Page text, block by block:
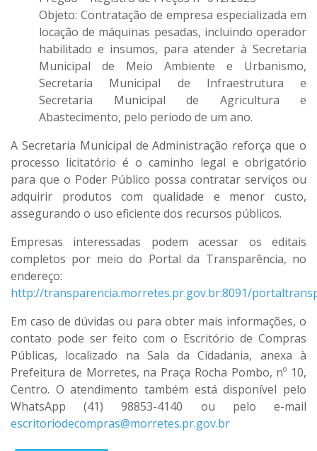
Objeto: Contratação de empresa especializada em
locação de máquinas pesadas, incluindo operador
habilitado e insumos, para atender à Secretaria
Municipal de Meio Ambiente e Urbanismo,
Secretaria Municipal de Infraestrutura e
Secretaria Municipal de Agricultura e
Abastecimento, pelo período de um ano.
A Secretaria Municipal de Administração reforça que o
processo licitatório é o caminho legal e obrigatório
para que o Poder Público possa contratar serviços ou
adquirir produtos com qualidade e menor custo,
assegurando o uso eficiente dos recursos públicos.
Empresas interessadas podem acessar os editais
completos por meio do Portal da Transparência, no
endereço:
http://transparencia.morretes.pr.gov.br:8091/
Em caso de dúvidas ou para obter mais informações, o
contato pode ser feito com o Escritório de Compras
Públicas, localizado na Sala da Cidadania, anexa à
Prefeitura de Morretes, na Praça Rocha Pombo, nº 10,
Centro. O atendimento também está disponível pelo
WhatsApp (41) 98853-4140 ou pelo e-mail
escritoriodecompras@morretes.pr.gov.br